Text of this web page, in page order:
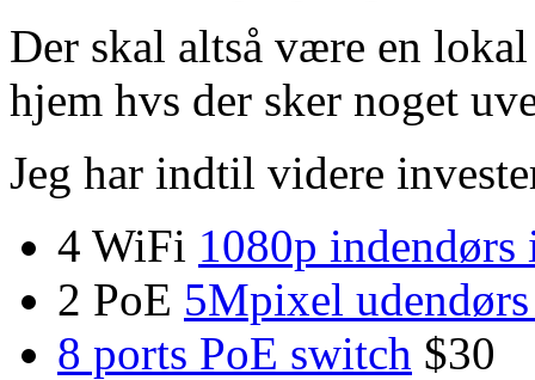
Der skal altså være en
hjem hvs der sker noget
Jeg har indtil videre
4 WiFi 1080p indendørs
2 PoE 5Mpixel
8 ports PoE switch $30